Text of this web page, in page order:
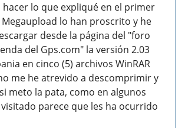
lo que expliqué en el primer
lo han proscrito y he
desde la página del "foro
del Gps.com" la versión 2.03
en cinco (5) archivos WinRAR
me he atrevido a descomprimir y
meto la pata, como en algunos
parece que les ha ocurrido